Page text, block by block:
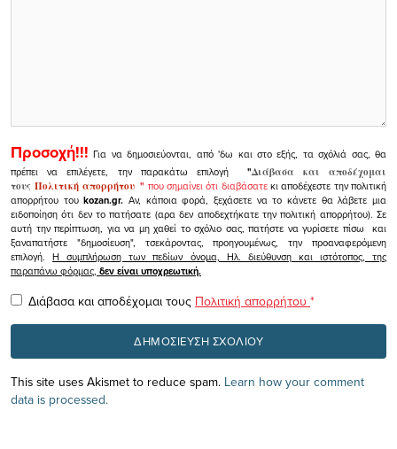
Προσοχή!!! Για να δημοσιεύονται, από 'δω και στο εξής, τα σχόλιά σας, θα
πρέπει να επιλέγετε, την παρακάτω επιλογή
"Διάβασα και αποδέχομαι
τουςΠολιτική απορρήτου" που σημαίνει ότι διαβάσατεκι αποδέχεστε την πολιτική
απορρήτου τουkozan.gr. Αν, κάποια φορά, ξεχάσετε να το κάνετε θα λάβετε μια
ειδοποίηση ότι δεν το πατήσατε (αρα δεν αποδεχτήκατε την πολιτική απορρήτου). Σε
αυτή την περίπτωση, για να μη χαθεί το σχόλιο σας, πατήστε να γυρίσετε πίσω και
ξαναπατήστε "δημοσίευση", τσεκάροντας, προηγουμένως, την προαναφερόμενη
επιλογή.Η συμπλήρωση των πεδίων όνομα, Ηλ. διεύθυνση και ιστότοπος, της
παραπάνω φόρμας, δεν είναι υποχρεωτική.
Διάβασα και αποδέχομαι τους Πολιτική απορρήτου *
This site uses Akismet to reduce spam. Learn how your comment
data is processed.